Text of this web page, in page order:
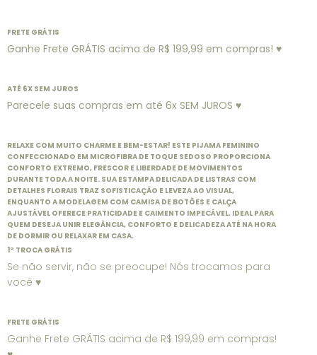
FRETE GRÁTIS
Ganhe Frete GRÁTIS acima de R$ 199,99 em compras! ♥
ATÉ 6X SEM JUROS
Parecele suas compras em até 6x SEM JUROS ♥
RELAXE COM MUITO CHARME E BEM-ESTAR! ESTE PIJAMA FEMININO
CONFECCIONADO EM MICROFIBRA DE TOQUE SEDOSO PROPORCIONA
CONFORTO EXTREMO, FRESCOR E LIBERDADE DE MOVIMENTOS
DURANTE TODA A NOITE. SUA ESTAMPA DELICADA DE LISTRAS COM
DETALHES FLORAIS TRAZ SOFISTICAÇÃO E LEVEZA AO VISUAL,
ENQUANTO A MODELAGEM COM CAMISA DE BOTÕES E CALÇA
AJUSTÁVEL OFERECE PRATICIDADE E CAIMENTO IMPECÁVEL. IDEAL PARA
QUEM DESEJA UNIR ELEGÂNCIA, CONFORTO E DELICADEZA ATÉ NA HORA
DE DORMIR OU RELAXAR EM CASA.
1º TROCA GRÁTIS
Se não servir, não se preocupe! Nós trocamos para
você ♥
FRETE GRÁTIS
Ganhe Frete GRÁTIS acima de R$ 199,99 em compras!